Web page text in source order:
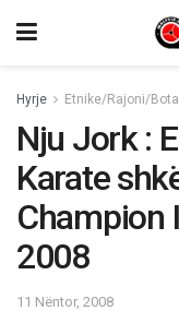
Hyrje Etnike/Rajoni/Bota
Nju Jork :
Karate
Champion
2008
11 Nëntor, 2008